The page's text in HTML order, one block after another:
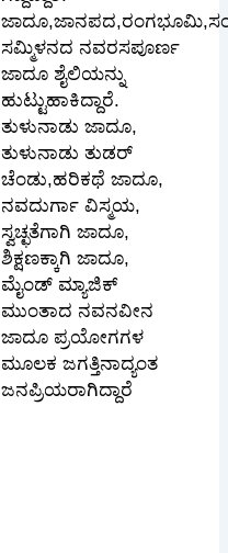
ಸಮ್ಮಿಳನದ ನವರಸಪೂರ್ಣ
ಜಾದೂ ಶೈಲಿಯನ್ನು
ಹುಟ್ಟುಹಾಕಿದ್ದಾರೆ.
ತುಳುನಾಡು ಜಾದೂ,
ತುಳುನಾಡು ತುಡರ್
ಚೆಂಡು,ಹರಿಕಥೆ ಜಾದೂ,
ನವದುರ್ಗಾ ವಿಸ್ಮಯ,
ಸ್ವಚ್ಛತೆಗಾಗಿ ಜಾದೂ,
ಶಿಕ್ಷಣಕ್ಕಾಗಿ ಜಾದೂ,
ಮೈಂಡ್ ಮ್ಯಾಜಿಕ್
ಮುಂತಾದ ನವನವೀನ
ಜಾದೂ ಪ್ರಯೋಗಗಳ
ಮೂಲಕ ಜಗತ್ತಿನಾದ್ಯಂತ
ಜನಪ್ರಿಯರಾಗಿದ್ದಾರೆ